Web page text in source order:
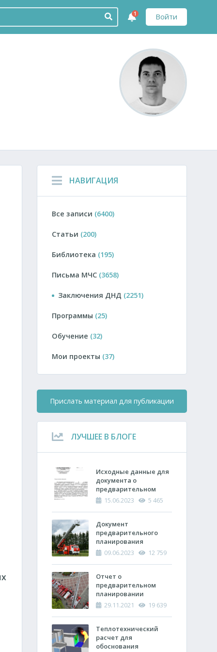
Войти
1
НАВИГАЦИЯ
Все записи (6400)
Статьи (200)
Библиотека (195)
Письма МЧС (3658)
Заключения ДНД (2251)
Программы (25)
Обучение (32)
Мои проекты (37)
Прислать материал для публикации
ЛУЧШЕЕ В БЛОГЕ
Исходные данные для
документа о
предварительном
планировании
подразделений по
тушению пожара
15.06.2023 5 465
Документ
предварительного
планирования
действий по тушению
спасательных работ
(ОПП)
09.06.2023 12 759
Отчет о
предварительном
планировании
действий пожарно-
тушению пожара и
проведению
аварийно-
29.11.2021 19 639
Теплотехнический
расчет ​для
обоснования